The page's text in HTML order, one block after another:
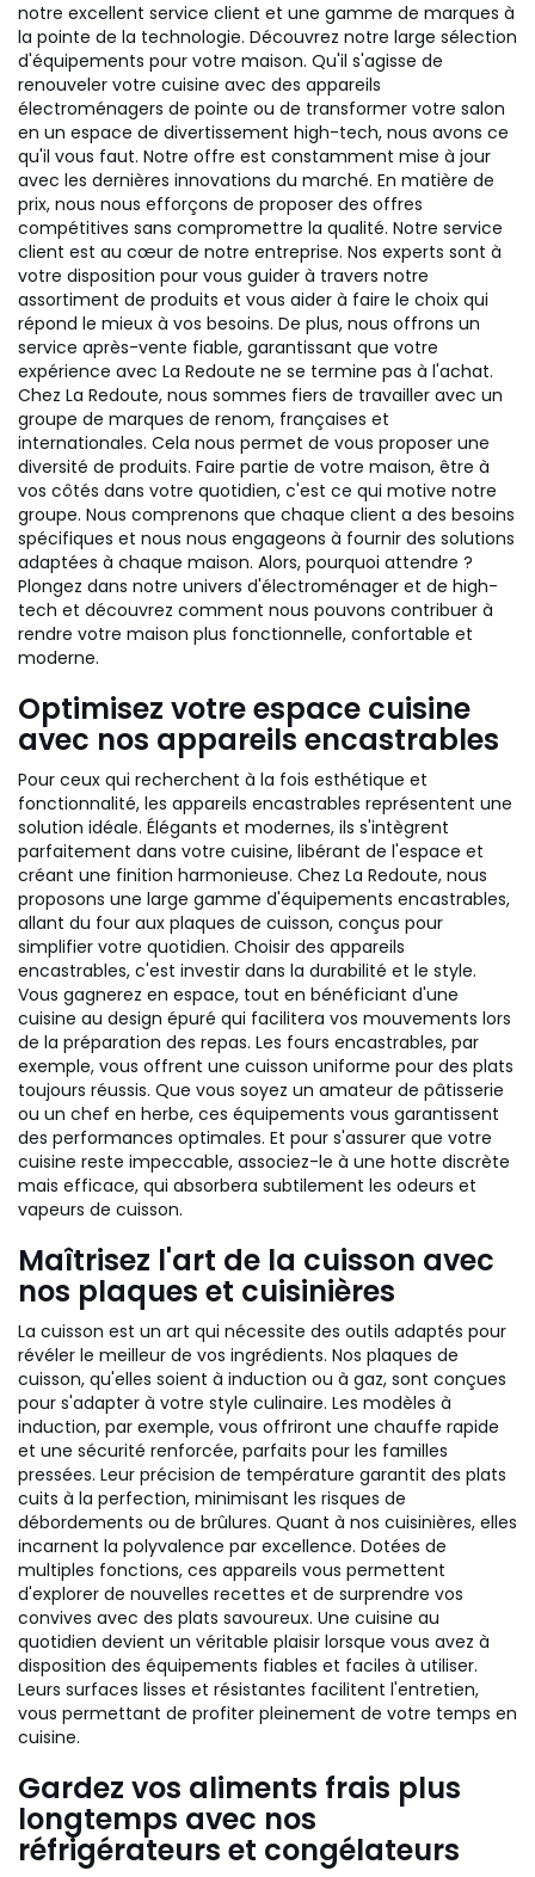
notre excellent service client et une gamme de marques à
la pointe de la technologie. Découvrez notre large sélection
d'équipements pour votre maison. Qu'il s'agisse de
renouveler votre cuisine avec des appareils
électroménagers de pointe ou de transformer votre salon
en un espace de divertissement high-tech, nous avons ce
qu'il vous faut. Notre offre est constamment mise à jour
avec les dernières innovations du marché. En matière de
prix, nous nous efforçons de proposer des offres
compétitives sans compromettre la qualité. Notre service
client est au cœur de notre entreprise. Nos experts sont à
votre disposition pour vous guider à travers notre
assortiment de produits et vous aider à faire le choix qui
répond le mieux à vos besoins. De plus, nous offrons un
service après-vente fiable, garantissant que votre
expérience avec La Redoute ne se termine pas à l'achat.
Chez La Redoute, nous sommes fiers de travailler avec un
groupe de marques de renom, françaises et
internationales. Cela nous permet de vous proposer une
diversité de produits. Faire partie de votre maison, être à
vos côtés dans votre quotidien, c'est ce qui motive notre
groupe. Nous comprenons que chaque client a des besoins
spécifiques et nous nous engageons à fournir des solutions
adaptées à chaque maison. Alors, pourquoi attendre ?
Plongez dans notre univers d'électroménager et de high-
tech et découvrez comment nous pouvons contribuer à
rendre votre maison plus fonctionnelle, confortable et
moderne.
Optimisez votre espace cuisine
avec nos appareils encastrables
Pour ceux qui recherchent à la fois esthétique et
fonctionnalité, les appareils encastrables représentent une
solution idéale. Élégants et modernes, ils s'intègrent
parfaitement dans votre cuisine, libérant de l'espace et
créant une finition harmonieuse. Chez La Redoute, nous
proposons une large gamme d'équipements encastrables,
allant du four aux plaques de cuisson, conçus pour
simplifier votre quotidien. Choisir des appareils
encastrables, c'est investir dans la durabilité et le style.
Vous gagnerez en espace, tout en bénéficiant d'une
cuisine au design épuré qui facilitera vos mouvements lors
de la préparation des repas. Les fours encastrables, par
exemple, vous offrent une cuisson uniforme pour des plats
toujours réussis. Que vous soyez un amateur de pâtisserie
ou un chef en herbe, ces équipements vous garantissent
des performances optimales. Et pour s'assurer que votre
cuisine reste impeccable, associez-le à une hotte discrète
mais efficace, qui absorbera subtilement les odeurs et
vapeurs de cuisson.
Maîtrisez l'art de la cuisson avec
nos plaques et cuisinières
La cuisson est un art qui nécessite des outils adaptés pour
révéler le meilleur de vos ingrédients. Nos plaques de
cuisson, qu'elles soient à induction ou à gaz, sont conçues
pour s'adapter à votre style culinaire. Les modèles à
induction, par exemple, vous offriront une chauffe rapide
et une sécurité renforcée, parfaits pour les familles
pressées. Leur précision de température garantit des plats
cuits à la perfection, minimisant les risques de
débordements ou de brûlures. Quant à nos cuisinières, elles
incarnent la polyvalence par excellence. Dotées de
multiples fonctions, ces appareils vous permettent
d'explorer de nouvelles recettes et de surprendre vos
convives avec des plats savoureux. Une cuisine au
quotidien devient un véritable plaisir lorsque vous avez à
disposition des équipements fiables et faciles à utiliser.
Leurs surfaces lisses et résistantes facilitent l'entretien,
vous permettant de profiter pleinement de votre temps en
cuisine.
Gardez vos aliments frais plus
longtemps avec nos
réfrigérateurs et congélateurs